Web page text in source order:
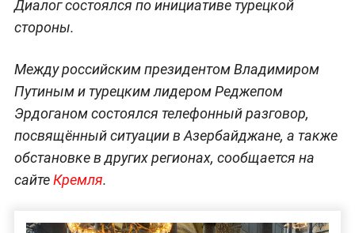
Диалог состоялся по инициативе турецкой
стороны.
Между российским президентом Владимиром
Путиным и турецким лидером Реджепом
Эрдоганом состоялся телефонный разговор,
посвящённый ситуации в Азербайджане, а также
обстановке в других регионах, сообщается на
сайтеКремля.